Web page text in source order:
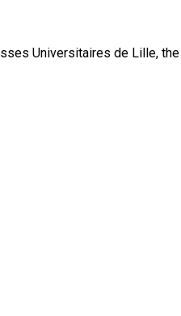
Universitaires de Lille,